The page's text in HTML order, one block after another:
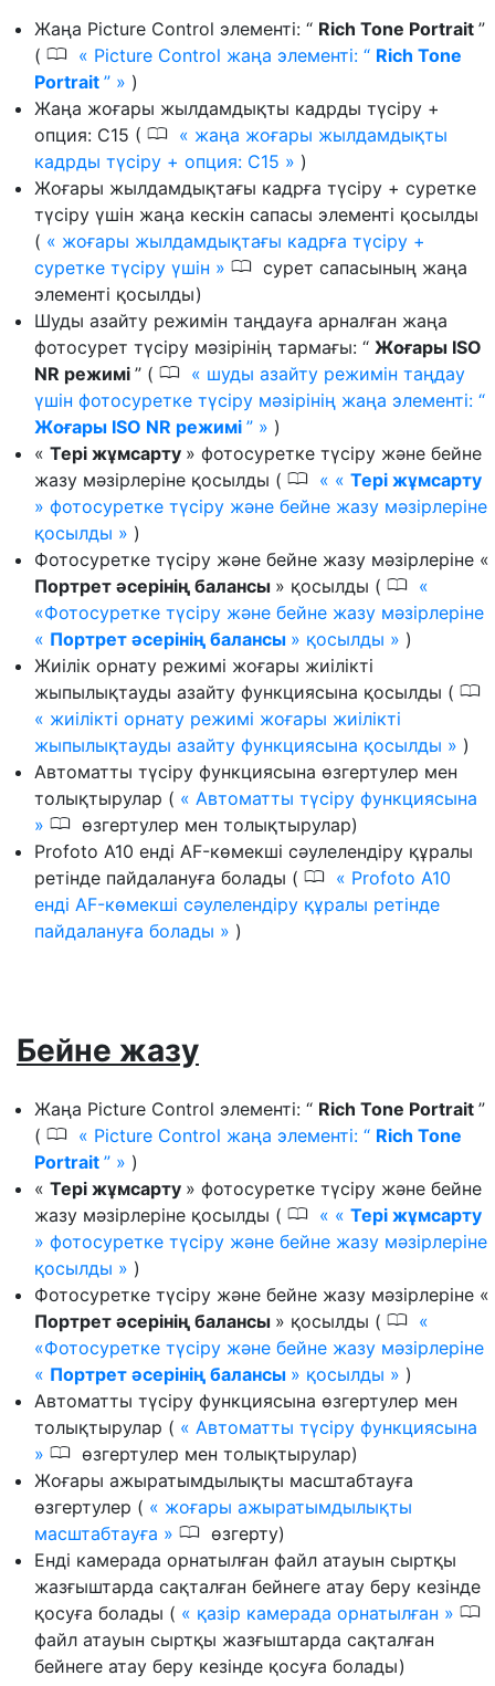
Жаңа Picture Control элементі: “ Rich Tone Portrait ”
( 0 Picture Control жаңа элементі: “ Rich Tone
Portrait ”
)
Жаңа жоғары жылдамдықты кадрды түсіру +
опция: C15 ( 0
жаңа жоғары жылдамдықты
кадрды түсіру + опция: C15
)
Жоғары жылдамдықтағы кадрға түсіру + суретке
түсіру үшін жаңа кескін сапасы элементі қосылды
(
жоғары жылдамдықтағы кадрға түсіру +
суретке түсіру үшін
0 сурет сапасының жаңа
элементі қосылды)
Шуды азайту режимін таңдауға арналған жаңа
фотосурет түсіру мәзірінің тармағы: “ Жоғары ISO
NR режимі ” ( 0
шуды азайту режимін таңдау
үшін фотосуретке түсіру мәзірінің жаңа элементі: “
Жоғары ISO NR режимі ”
)
« Тері жұмсарту » фотосуретке түсіру және бейне
жазу мәзірлеріне қосылды ( 0 « Тері жұмсарту
» фотосуретке түсіру және бейне жазу мәзірлеріне
қосылды
)
Фотосуретке түсіру және бейне жазу мәзірлеріне «
Портрет әсерінің балансы » қосылды ( 0
«Фотосуретке түсіру және бейне жазу мәзірлеріне
« Портрет әсерінің балансы » қосылды
)
Жиілік орнату режимі жоғары жиілікті
жыпылықтауды азайту функциясына қосылды ( 0
жиілікті орнату режимі жоғары жиілікті
жыпылықтауды азайту функциясына қосылды
)
Автоматты түсіру функциясына өзгертулер мен
толықтырулар (
Автоматты түсіру функциясына
0 өзгертулер мен толықтырулар)
Profoto A10 енді AF-көмекші сəулелендіру құралы
ретінде пайдалануға болады ( 0
Profoto A10
енді AF-көмекші сəулелендіру құралы ретінде
пайдалануға болады
)
Бейне жазу
Жаңа Picture Control элементі: “ Rich Tone Portrait ”
( 0 Picture Control жаңа элементі: “ Rich Tone
Portrait ”
)
« Тері жұмсарту » фотосуретке түсіру және бейне
жазу мәзірлеріне қосылды ( 0 « Тері жұмсарту
» фотосуретке түсіру және бейне жазу мәзірлеріне
қосылды
)
Фотосуретке түсіру және бейне жазу мәзірлеріне «
Портрет әсерінің балансы » қосылды ( 0
«Фотосуретке түсіру және бейне жазу мәзірлеріне
« Портрет әсерінің балансы » қосылды
)
Автоматты түсіру функциясына өзгертулер мен
толықтырулар (
Автоматты түсіру функциясына
0 өзгертулер мен толықтырулар)
Жоғары ажыратымдылықты масштабтауға
өзгертулер (
жоғары ажыратымдылықты
масштабтауға
0 өзгерту)
Енді камерада орнатылған файл атауын сыртқы
жазғыштарда сақталған бейнеге атау беру кезінде
қосуға болады (
қазір камерада орнатылған 0
файл атауын сыртқы жазғыштарда сақталған
бейнеге атау беру кезінде қосуға болады)